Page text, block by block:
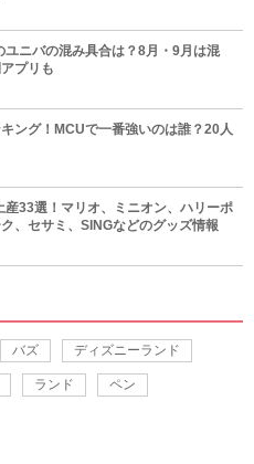
ユニバの混み具合は？8月・9月は混
プリも
ング！MCUで一番強いのは誰？20人
産33選！マリオ、ミニオン、ハリーポ
、セサミ、SINGなどのグッズ情報
バズ ディズニーランド
ランド ペン